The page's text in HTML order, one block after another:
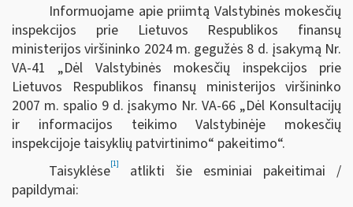
Informuojame apie priimtą Valstybinės mokesčių
inspekcijos prie Lietuvos Respublikos finansų
ministerijos viršininko 2024 m. gegužės 8 d. įsakymą Nr.
VA-41 „Dėl Valstybinės mokesčių inspekcijos prie
Lietuvos Respublikos finansų ministerijos viršininko
2007 m. spalio 9 d. įsakymo Nr. VA-66 „Dėl Konsultacijų
ir informacijos teikimo Valstybinėje mokesčių
inspekcijoje taisyklių patvirtinimo“ pakeitimo“.
Taisyklėse[1]
atlikti šie esminiai pakeitimai /
papildymai: